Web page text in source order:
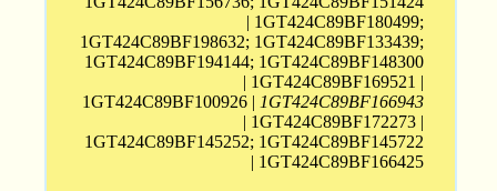
| 1GT424C89BF180499;
1GT424C89BF198632; 1GT424C89BF133439;
1GT424C89BF194144; 1GT424C89BF148300
| 1GT424C89BF169521 |
1GT424C89BF100926 | 1GT424C89BF166943
| 1GT424C89BF172273 |
1GT424C89BF145252; 1GT424C89BF145722
| 1GT424C89BF166425